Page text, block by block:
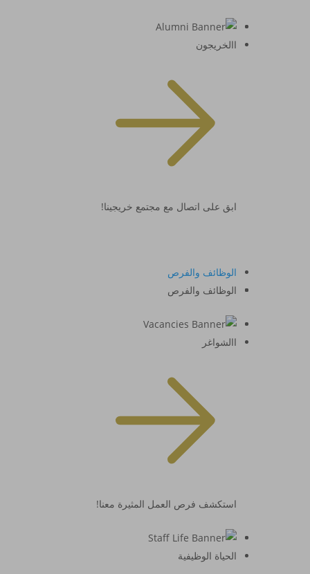
االخريجون
ابق على اتصال مع مجتمع خريجينا!
الوظائف والفرص
الوظائف والفرص
االشواغر
استكشف فرص العمل المثيرة معنا!
الحياة الوظيفية